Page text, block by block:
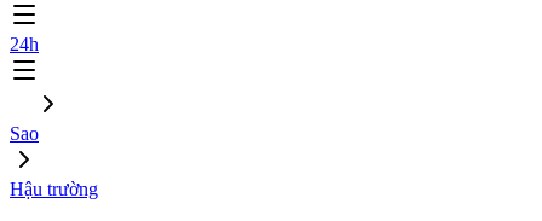
24h
Sao
Hậu trường